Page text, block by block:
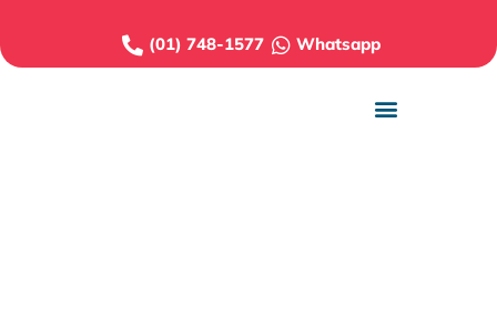
(01) 748-1577 Whatsapp